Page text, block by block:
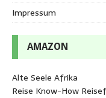
Impressum
AMAZON
Alte Seele Afrika
Reise Know-How